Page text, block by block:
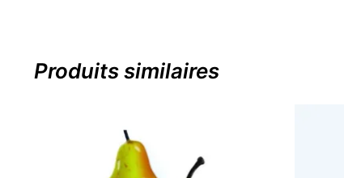
Produits similaires